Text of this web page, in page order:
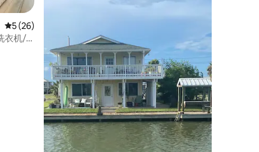
平均评分 5 分（满分 5 分），共 26 条评价
5 (26)
衣机/